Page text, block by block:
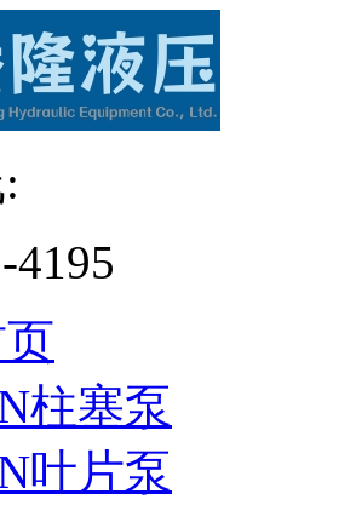
4195
柱塞泵
叶片泵